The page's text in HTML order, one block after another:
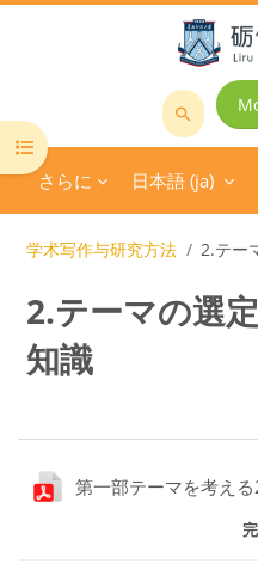
メインコンテンツへスキップする
コ
ス
を
検
す
さらに 日本語 ‎(ja)‎
コースインデックスを開く
学术写作与研究方法 2.テー
2.テーマの選
知識
ブロック
セクションア
第一部テーマを考える